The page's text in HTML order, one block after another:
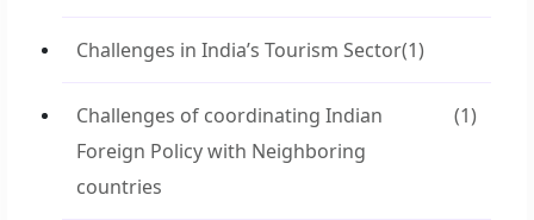
Challenges in India’s Tourism Sector(1)
Challenges of coordinating Indian
Foreign Policy with Neighboring
countries
(1)